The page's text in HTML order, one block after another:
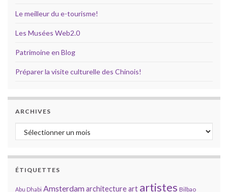
Le meilleur du e-tourisme!
Les Musées Web2.0
Patrimoine en Blog
Préparer la visite culturelle des Chinois!
ARCHIVES
Archives
ÉTIQUETTES
Abu Dhabi Amsterdamarchitectureart artistes Bilbao